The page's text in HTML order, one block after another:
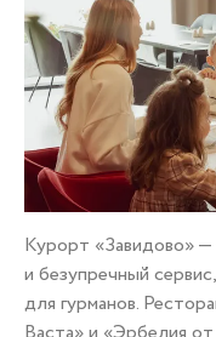
Курорт «Завидово» —
и безупречный
для гурманов.